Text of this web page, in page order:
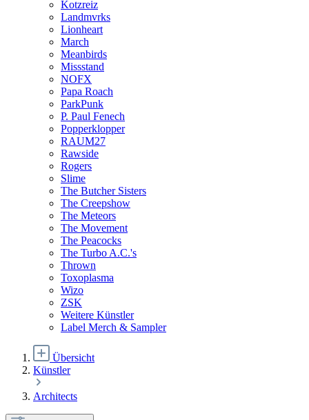
Kotzreiz
Landmvrks
Lionheart
March
Meanbirds
Missstand
NOFX
Papa Roach
ParkPunk
P. Paul Fenech
Popperklopper
RAUM27
Rawside
Rogers
Slime
The Butcher Sisters
The Creepshow
The Meteors
The Movement
The Peacocks
The Turbo A.C.'s
Thrown
Toxoplasma
Wizo
ZSK
Weitere Künstler
Label Merch & Sampler
Übersicht
Künstler
Architects